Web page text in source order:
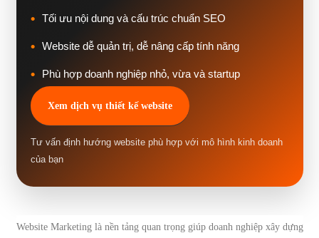
Tối ưu nội dung và cấu trúc chuẩn SEO
Website dễ quản trị, dễ nâng cấp tính năng
Phù hợp doanh nghiệp nhỏ, vừa và startup
Xem dịch vụ thiết kế website
Tư vấn định hướng website phù hợp với mô hình kinh doanh
của bạn
Website Marketing là nền tảng quan trọng giúp doanh nghiệp xây dựng